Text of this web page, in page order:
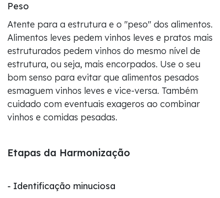
Peso
Atente para a estrutura e o "peso" dos alimentos.
Alimentos leves pedem vinhos leves e pratos mais
estruturados pedem vinhos do mesmo nível de
estrutura, ou seja, mais encorpados. Use o seu
bom senso para evitar que alimentos pesados
esmaguem vinhos leves e vice-versa. Também
cuidado com eventuais exageros ao combinar
vinhos e comidas pesadas.
Etapas da Harmonização
- Identificação minuciosa